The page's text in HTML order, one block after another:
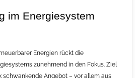
im Energiesystem
Energien rückt die
zunehmend in den Fokus. Ziel
schwankende Angebot – vor allem aus